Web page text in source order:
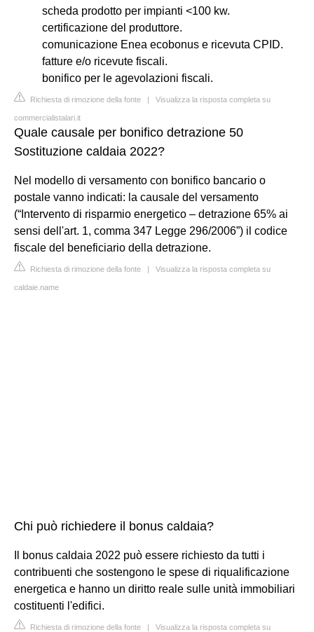
scheda prodotto per impianti <100 kw.
certificazione del produttore.
comunicazione Enea ecobonus e ricevuta CPID.
fatture e/o ricevute fiscali.
bonifico per le agevolazioni fiscali.
Richiesta di rimozione della fonte | Visualizza la risposta completa su
commercialistalari.it
Quale causale per bonifico detrazione 50
Sostituzione caldaia 2022?
Nel modello di versamento con bonifico bancario o
postale vanno indicati: la causale del versamento
(“Intervento di risparmio energetico – detrazione 65% ai
sensi dell'art. 1, comma 347 Legge 296/2006”) il codice
fiscale del beneficiario della detrazione.
Richiesta di rimozione della fonte | Visualizza la risposta completa su
caldaie.name
Chi può richiedere il bonus caldaia?
Il bonus caldaia 2022 può essere richiesto da tutti i
contribuenti che sostengono le spese di riqualificazione
energetica e hanno un diritto reale sulle unità immobiliari
costituenti l'edifici.
Richiesta di rimozione della fonte | Visualizza la risposta completa su